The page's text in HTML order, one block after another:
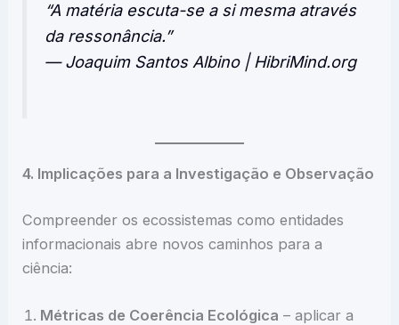
“A matéria escuta-se a si mesma através
da ressonância.”
— Joaquim Santos Albino | HibriMind.org
4. Implicações para a Investigação e Observação
Compreender os ecossistemas como entidades
informacionais abre novos caminhos para a
ciência:
Métricas de Coerência Ecológica – aplicar a